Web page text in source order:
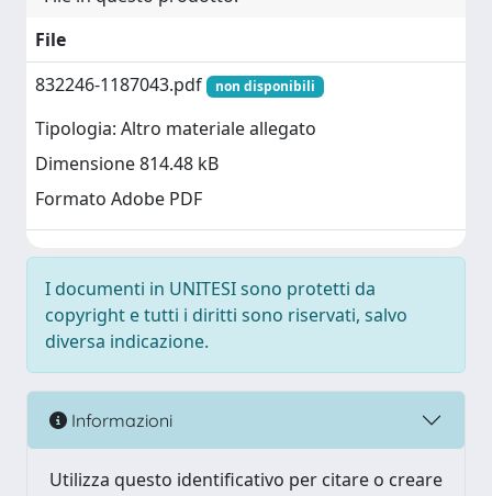
File
832246-1187043.pdf
non disponibili
Tipologia: Altro materiale allegato
Dimensione 814.48 kB
Formato Adobe PDF
I documenti in UNITESI sono protetti da
copyright e tutti i diritti sono riservati, salvo
diversa indicazione.
Informazioni
Utilizza questo identificativo per citare o creare